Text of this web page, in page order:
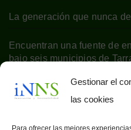
Gestionar el
las cookies
Para ofrecer las mejores
La generación que nunca
Encuentran una fuente de
bajo seis municipios de